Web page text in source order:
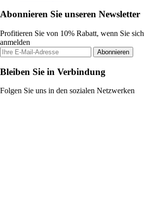
Abonnieren Sie unseren Newsletter
Profitieren Sie von 10% Rabatt, wenn Sie
anmelden
Abonnieren
Bleiben Sie in Verbindung
Folgen Sie uns in den sozialen Netzwerken